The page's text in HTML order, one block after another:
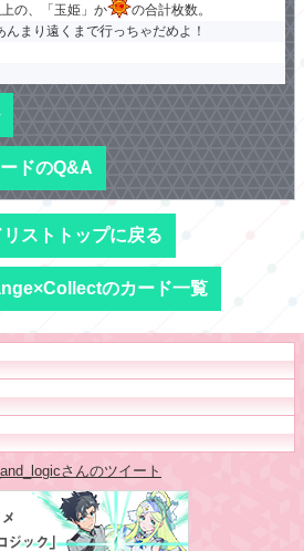
の、「玉姫」か
の合計枚数。
んまり遠くまで行っちゃだめよ！
ドのQ&A
リストトップに戻る
のカード一覧
さんのツイート